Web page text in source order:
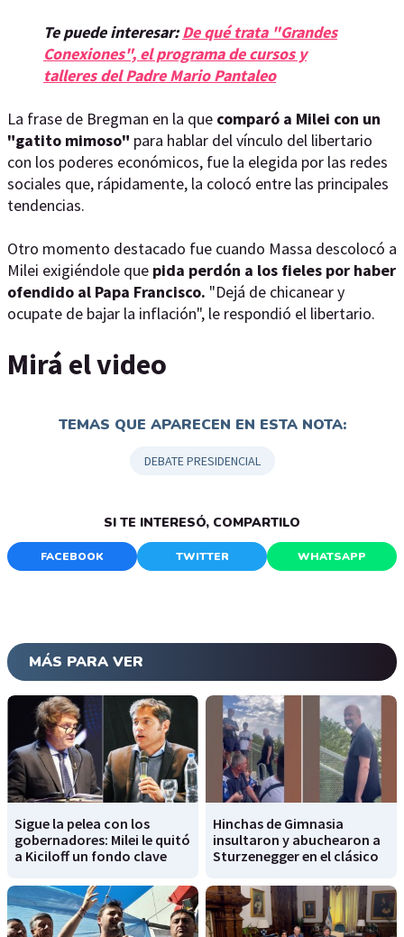
Te puede interesar:De qué trata "Grandes
Conexiones", el programa de cursos y
talleres del Padre Mario Pantaleo
La frase de Bregman en la que comparó a Milei con un
"gatito mimoso" para hablar del vínculo del libertario
con los poderes económicos, fue la elegida por las redes
sociales que, rápidamente, la colocó entre las principales
tendencias.
Otro momento destacado fue cuando Massa descolocó a
Milei exigiéndole que pida perdón a los fieles por haber
ofendido al Papa Francisco. "Dejá de chicanear y
ocupate de bajar la inflación", le respondió el libertario.
Mirá el video
TEMAS QUE APARECEN EN ESTA NOTA:
DEBATE PRESIDENCIAL
SI TE INTERESÓ, COMPARTILO
FACEBOOK TWITTER WHATSAPP
MÁS PARA VER
Sigue la pelea con los
gobernadores: Milei le quitó
a Kiciloff un fondo clave
Hinchas de Gimnasia
insultaron y abuchearon a
Sturzenegger en el clásico